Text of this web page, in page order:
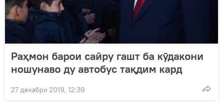
Раҳмон барои сайру гашт ба кӯдакони
ношунаво ду автобус тақдим кард
27 декабри 2019, 12:39